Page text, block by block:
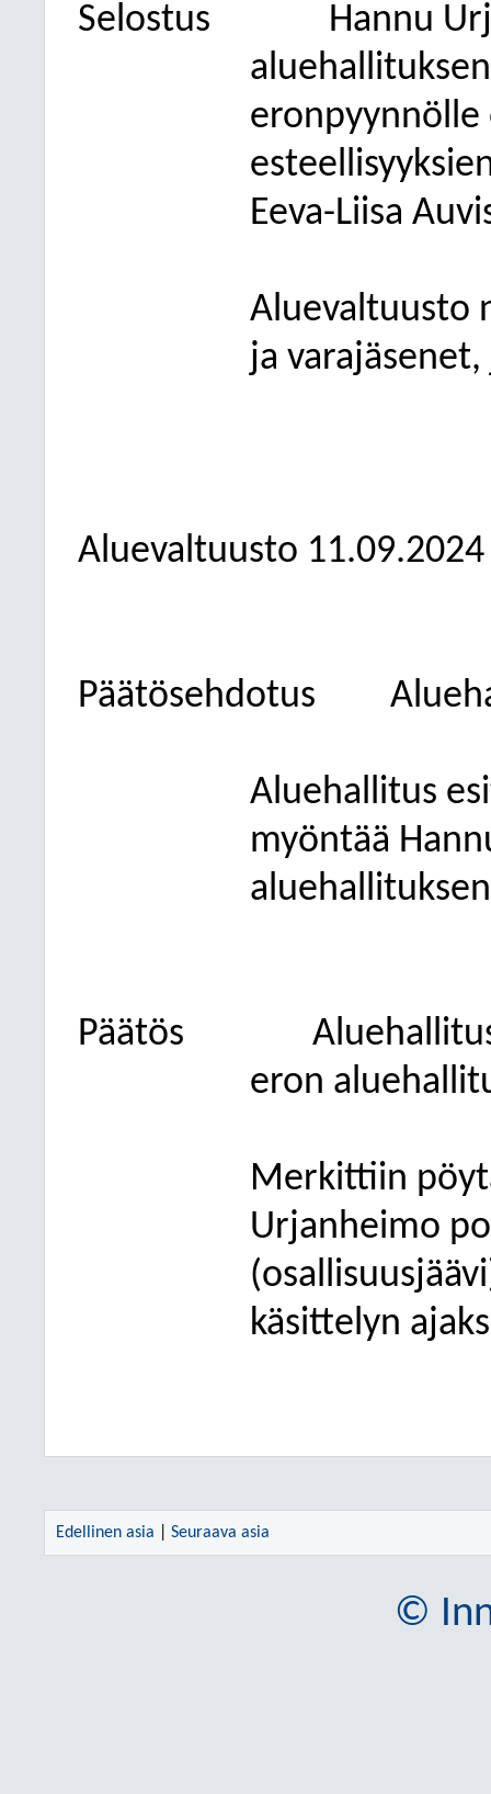
Selostus
Hannu
eronpyynnölle
Eeva-Liisa
Aluevaltuusto
ja
Aluevaltuusto 11.09.2024
Päätösehdotus
Aluehallitus
myöntää
Päätös
eron
Merkittiin
Urjanheimo
käsittelyn
Edellinen asia Seuraava asia
©